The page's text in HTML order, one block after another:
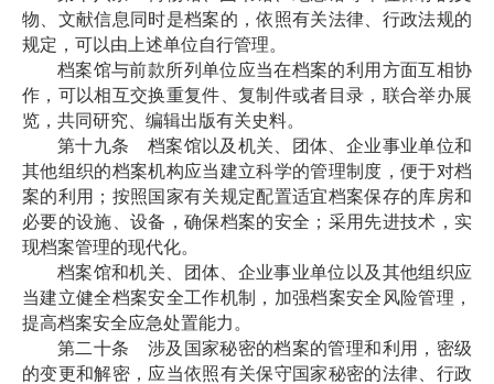
物、文献信息同时是档案的，依照有关法律、行政法规的
规定，可以由上述单位自行管理。
档案馆与前款所列单位应当在档案的利用方面互相协
作，可以相互交换重复件、复制件或者目录，联合举办展
览，共同研究、编辑出版有关史料。
第十九条 档案馆以及机关、团体、企业事业单位和
其他组织的档案机构应当建立科学的管理制度，便于对档
案的利用；按照国家有关规定配置适宜档案保存的库房和
必要的设施、设备，确保档案的安全；采用先进技术，实
现档案管理的现代化。
档案馆和机关、团体、企业事业单位以及其他组织应
当建立健全档案安全工作机制，加强档案安全风险管理，
提高档案安全应急处置能力。
第二十条 涉及国家秘密的档案的管理和利用，密级
的变更和解密，应当依照有关保守国家秘密的法律、行政